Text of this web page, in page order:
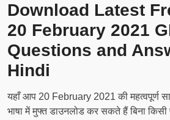
Download Latest
20 February 2021
Questions and
Hindi
यहाँ आप 20 February 2021 की महत्वपूर्ण
भाषा में मुफ्त डाउनलोड कर सकते हैं बिना किसी